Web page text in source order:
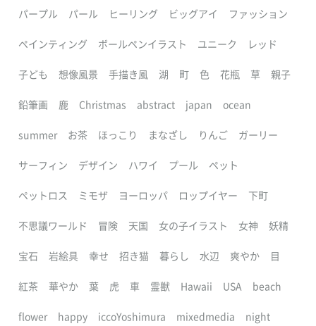
パープル パール ヒーリング ビッグアイ ファッション
ペインティング ボールペンイラスト ユニーク レッド
子ども 想像風景 手描き風 湖 町 色 花瓶 草 親子
鉛筆画 鹿 Christmas abstract japan ocean
summer お茶 ほっこり まなざし りんご ガーリー
サーフィン デザイン ハワイ プール ペット
ペットロス ミモザ ヨーロッパ ロップイヤー 下町
不思議ワールド 冒険 天国 女の子イラスト 女神 妖精
宝石 岩絵具 幸せ 招き猫 暮らし 水辺 爽やか 目
紅茶 華やか 葉 虎 車 霊獣 Hawaii USA beach
flower happy iccoYoshimura mixedmedia night